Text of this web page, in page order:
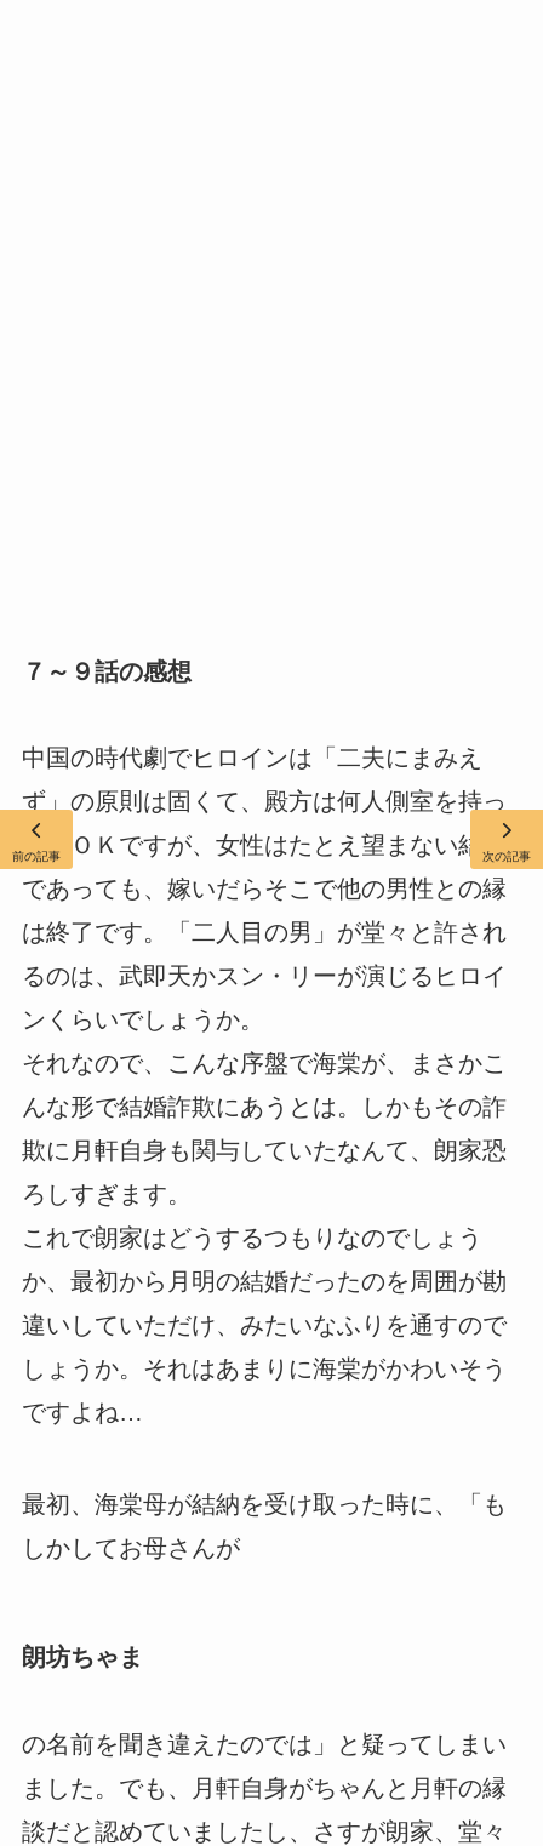
７～９話の感想
中国の時代劇でヒロインは「二夫にまみえ
ず」の原則は固くて、殿方は何人側室を持っ
てもＯＫですが、女性はたとえ望まない結婚
であっても、嫁いだらそこで他の男性との縁
は終了です。「二人目の男」が堂々と許され
るのは、武即天かスン・リーが演じるヒロイ
ンくらいでしょうか。
それなので、こんな序盤で海棠が、まさかこ
んな形で結婚詐欺にあうとは。しかもその詐
欺に月軒自身も関与していたなんて、朗家恐
ろしすぎます。
これで朗家はどうするつもりなのでしょう
か、最初から月明の結婚だったのを周囲が勘
違いしていただけ、みたいなふりを通すので
しょうか。それはあまりに海棠がかわいそう
ですよね…
最初、海棠母が結納を受け取った時に、「も
しかしてお母さんが
朗坊ちゃま
の名前を聞き違えたのでは」と疑ってしまい
ました。でも、月軒自身がちゃんと月軒の縁
談だと認めていましたし、さすが朗家、堂々
前の記事 次の記事